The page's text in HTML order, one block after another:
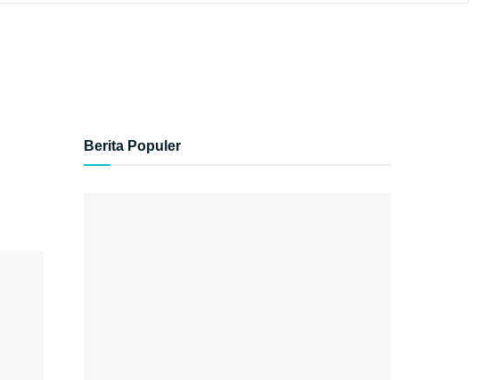
Berita Populer